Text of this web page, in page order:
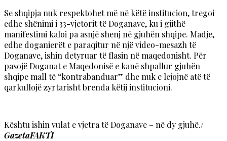
Se shqipja nuk respektohet më në këtë institucion, tregoi
edhe shënimi i 33-vjetorit të Doganave, ku i gjithë
manifestimi kaloi pa asnjë shenj në gjuhën shqipe. Madje,
edhe doganierët e paraqitur në një video-mesazh të
Doganave, ishin detyruar të flasin në maqedonisht. Për
pasojë Doganat e Maqedonisë e kanë shpallur gjuhën
shqipe mall të “kontrabanduar” dhe nuk e lejojnë atë të
qarkullojë zyrtarisht brenda këtij institucioni.
Kështu ishin vulat e vjetra të Doganave – në dy gjuhë./
GazetaFAKTI